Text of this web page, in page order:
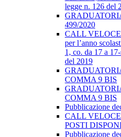
legge n. 126 del
499/2020
CALL VELOCE
per l’anno
1, co. da 17 a
del 2019
COMMA 9 BIS
COMMA 9 BIS
Pubblicazione
CALL
POSTI
Pubblicazione